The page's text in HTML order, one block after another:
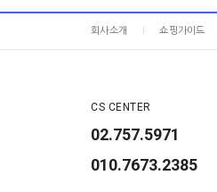
회사소개 쇼핑가이드
CS CENTER
02.757.5971
010.7673.2385